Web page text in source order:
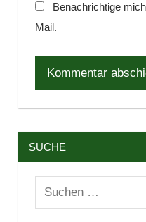
Benachrichtige
Mail.
SUCHE
Suchen